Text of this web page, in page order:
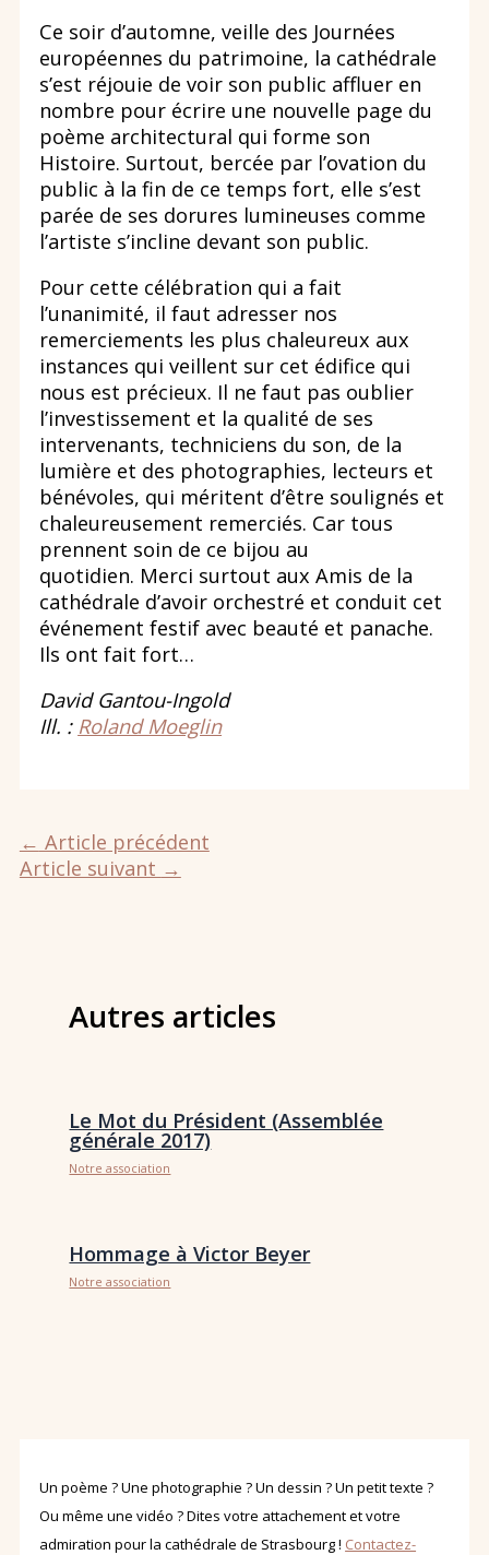
Ce soir d’automne, veille des Journées
européennes du patrimoine, la cathédrale
s’est réjouie de voir son public affluer en
nombre pour écrire une nouvelle page du
poème architectural qui forme son
Histoire. Surtout, bercée par l’ovation du
public à la fin de ce temps fort, elle s’est
parée de ses dorures lumineuses comme
l’artiste s’incline devant son public.
Pour cette célébration qui a fait
l’unanimité, il faut adresser nos
remerciements les plus chaleureux aux
instances qui veillent sur cet édifice qui
nous est précieux. Il ne faut pas oublier
l’investissement et la qualité de ses
intervenants, techniciens du son, de la
lumière et des photographies, lecteurs et
bénévoles, qui méritent d’être soulignés et
chaleureusement remerciés. Car tous
prennent soin de ce bijou au
quotidien. Merci surtout aux Amis de la
cathédrale d’avoir orchestré et conduit cet
événement festif avec beauté et panache.
Ils ont fait fort…
David Gantou-Ingold
Ill. : Roland Moeglin
← Article précédent
Article suivant →
Autres articles
Le Mot du Président (Assemblée
générale 2017)
Notre association
Hommage à Victor Beyer
Notre association
Un poème ? Une photographie ? Un dessin ? Un petit texte ?
Ou même une vidéo ? Dites votre attachement et votre
admiration pour la cathédrale de Strasbourg ! Contactez-